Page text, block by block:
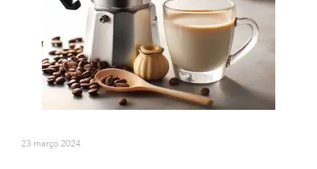
23 março 2024